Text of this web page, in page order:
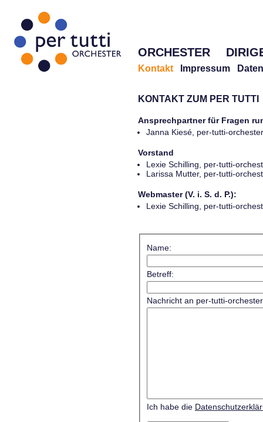
ORCHESTER
Kontakt Impressum
KONTAKT ZUM PER TUTTI
Ansprechpartner für Fragen
Janna Kiesé, per-tutti-
Vorstand
Lexie Schilling, per-tutti-
Larissa Mutter, per-tutti-
Webmaster (V. i. S. d. P.):
Lexie Schilling, per-tutti-
Name:
Betreff:
Nachricht an per-tutti-
Ich habe die